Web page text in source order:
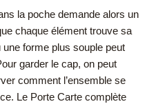
la poche demande alors un
chaque élément trouve sa
forme plus souple peut
garder le cap, on peut
comment l’ensemble se
Le Porte Carte complète